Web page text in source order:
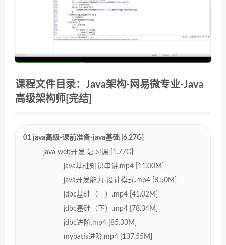
课程文件目录：Java架构-网易微专业-Java
高级架构师[完结]
01 java高级-课前准备-java基础 [6.27G]
java web开发-复习课 [1.77G]
java基础知识串讲.mp4 [11.00M]
java开发能力-设计模式.mp4 [8.50M]
jdbc基础（上）.mp4 [41.02M]
jdbc基础（下）.mp4 [78.34M]
jdbc进阶.mp4 [85.33M]
mybatis进阶.mp4 [137.55M]